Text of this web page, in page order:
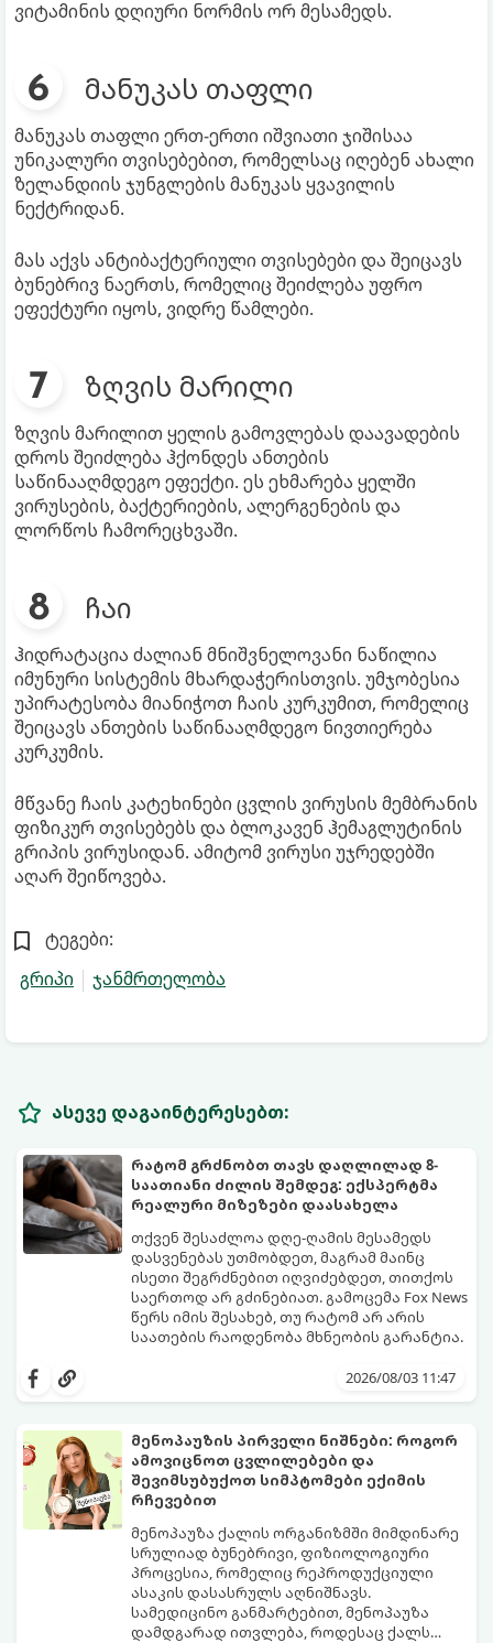
ვიტამინის დღიური ნორმის ორ მესამედს.
მანუკას თაფლი
მანუკას თაფლი ერთ-ერთი იშვიათი ჯიშისაა
უნიკალური თვისებებით, რომელსაც იღებენ ახალი
ზელანდიის ჯუნგლების მანუკას ყვავილის
ნექტრიდან.
მას აქვს ანტიბაქტერიული თვისებები და შეიცავს
ბუნებრივ ნაერთს, რომელიც შეიძლება უფრო
ეფექტური იყოს, ვიდრე წამლები.
ზღვის მარილი
ზღვის მარილით ყელის გამოვლებას დაავადების
დროს შეიძლება ჰქონდეს ანთების
საწინააღმდეგო ეფექტი. ეს ეხმარება ყელში
ვირუსების, ბაქტერიების, ალერგენების და
ლორწოს ჩამორეცხვაში.
ჩაი
ჰიდრატაცია ძალიან მნიშვნელოვანი ნაწილია
იმუნური სისტემის მხარდაჭერისთვის. უმჯობესია
უპირატესობა მიანიჭოთ ჩაის კურკუმით, რომელიც
შეიცავს ანთების საწინააღმდეგო ნივთიერება
კურკუმის.
მწვანე ჩაის კატეხინები ცვლის ვირუსის მემბრანის
ფიზიკურ თვისებებს და ბლოკავენ ჰემაგლუტინის
გრიპის ვირუსიდან. ამიტომ ვირუსი უჯრედებში
აღარ შეიწოვება.
ტეგები:
გრიპი
ჯანმრთელობა
ასევე დაგაინტერესებთ:
რატომ გრძნობთ თავს დაღლილად 8-
საათიანი ძილის შემდეგ: ექსპერტმა
რეალური მიზეზები დაასახელა
თქვენ შესაძლოა დღე-ღამის მესამედს
დასვენებას უთმობდეთ, მაგრამ მაინც
ისეთი შეგრძნებით იღვიძებდეთ, თითქოს
საერთოდ არ გძინებიათ. გამოცემა Fox News
წერს იმის შესახებ, თუ რატომ არ არის
საათების რაოდენობა მხნეობის გარანტია.
2026/08/03 11:47
მენოპაუზის პირველი ნიშნები: როგორ
ამოვიცნოთ ცვლილებები და
შევიმსუბუქოთ სიმპტომები ექიმის
რჩევებით
მენოპაუზა ქალის ორგანიზმში მიმდინარე
სრულიად ბუნებრივი, ფიზიოლოგიური
პროცესია, რომელიც რეპროდუქციული
ასაკის დასასრულს აღნიშნავს.
სამედიცინო განმარტებით, მენოპაუზა
დამდგარად ითვლება, როდესაც ქალს